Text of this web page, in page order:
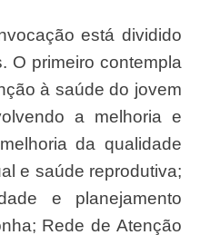
está dividido
O primeiro contempla
à saúde do jovem
a melhoria e
da qualidade
e saúde reprodutiva;
e planejamento
Rede de Atenção